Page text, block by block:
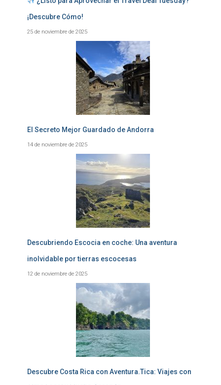
¡Descubre Cómo!
25 de noviembre de 2025
El Secreto Mejor Guardado de Andorra
14 de noviembre de 2025
Descubriendo Escocia en coche: Una aventura
inolvidable por tierras escocesas
12 de noviembre de 2025
Descubre Costa Rica con Aventura.Tica: Viajes con